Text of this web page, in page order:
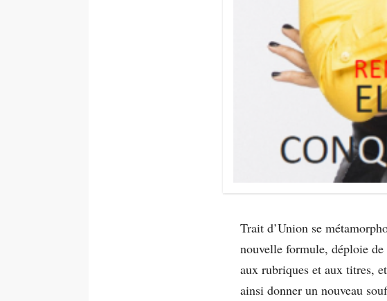
Trait d’Union se
nouvelle formule, déploie
aux rubriques et aux titres,
ainsi donner un nouveau